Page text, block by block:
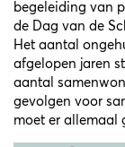
begeleiding van
de Dag van de
Het aantal
afgelopen jaren
aantal
gevolgen voor
moet er allemaal